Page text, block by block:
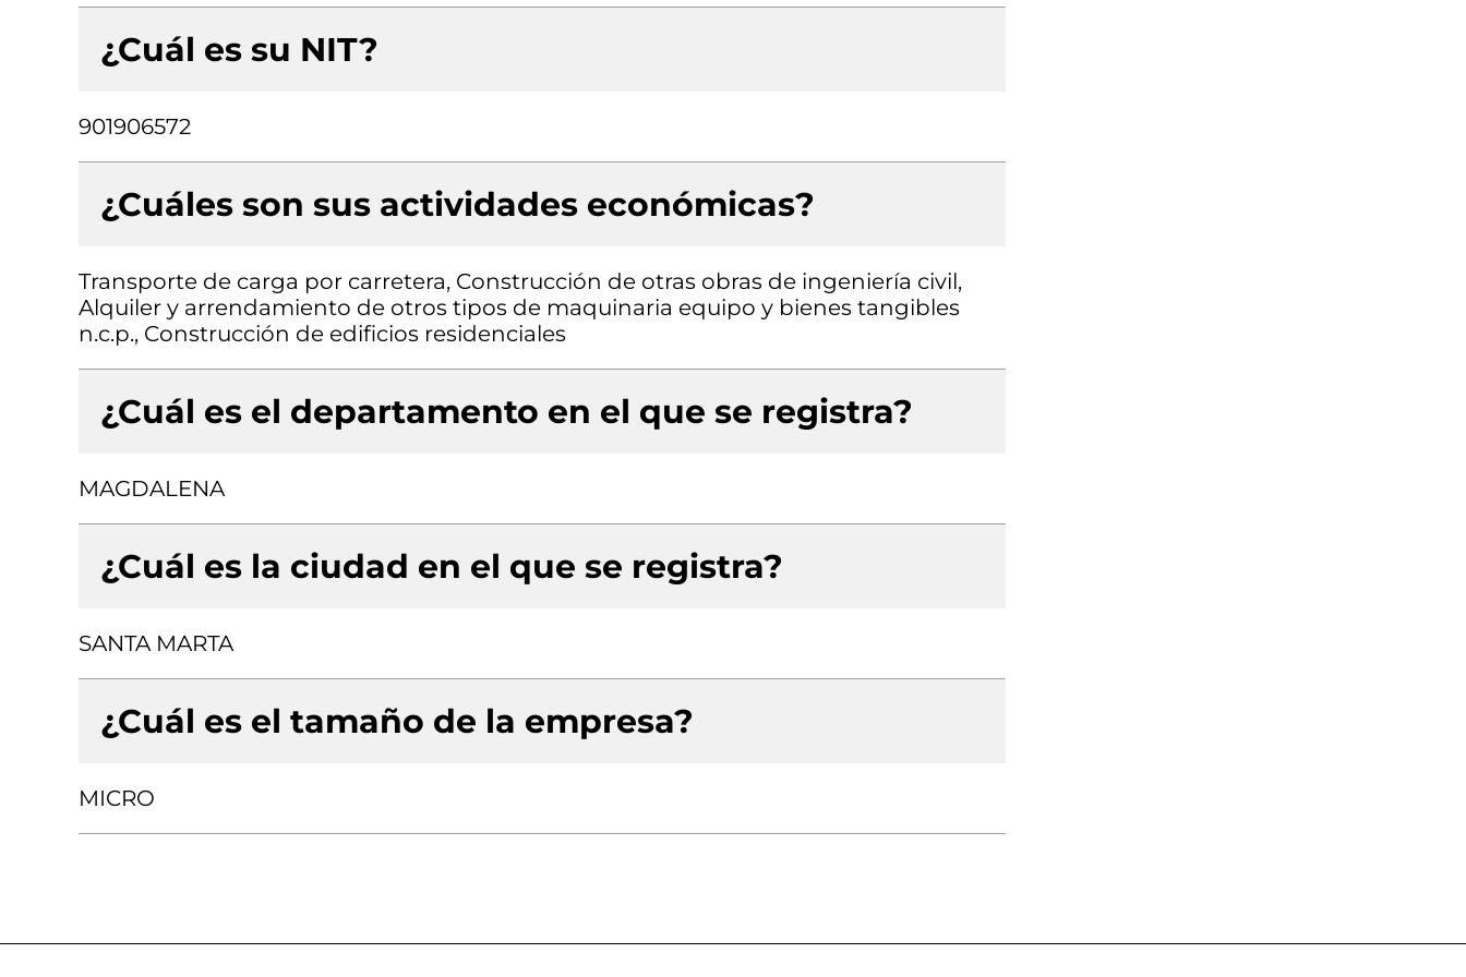
¿Cuál es su NIT?
901906572
¿Cuáles son sus actividades económicas?
Transporte de carga por carretera, Construcción de otras obras de ingeniería civil,
Alquiler y arrendamiento de otros tipos de maquinaria equipo y bienes tangibles
n.c.p., Construcción de edificios residenciales
¿Cuál es el departamento en el que se registra?
MAGDALENA
¿Cuál es la ciudad en el que se registra?
SANTA MARTA
¿Cuál es el tamaño de la empresa?
MICRO